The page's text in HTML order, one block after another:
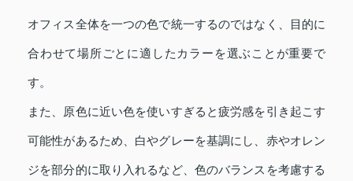
オフィス全体を一つの色で統一するのではなく、目的に
合わせて場所ごとに適したカラーを選ぶことが重要で
す。
また、原色に近い色を使いすぎると疲労感を引き起こす
可能性があるため、白やグレーを基調にし、赤やオレン
ジを部分的に取り入れるなど、色のバランスを考慮する